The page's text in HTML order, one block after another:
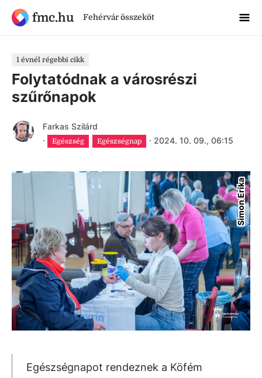
fmc.hu Fehérvár összeköt
1 évnél régebbi cikk
Folytatódnak a városrészi
szűrőnapok
Farkas Szilárd
·
Egészség Egészségnap · 2024. 10. 09., 06:15
Simon Erika
Egészségnapot rendeznek a Köfém